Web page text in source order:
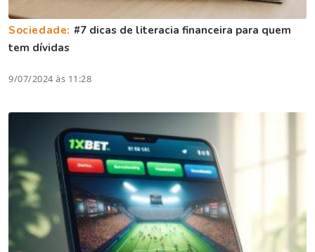
Sociedade: #7 dicas de literacia financeira para quem
tem dívidas
9/07/2024 às 11:28